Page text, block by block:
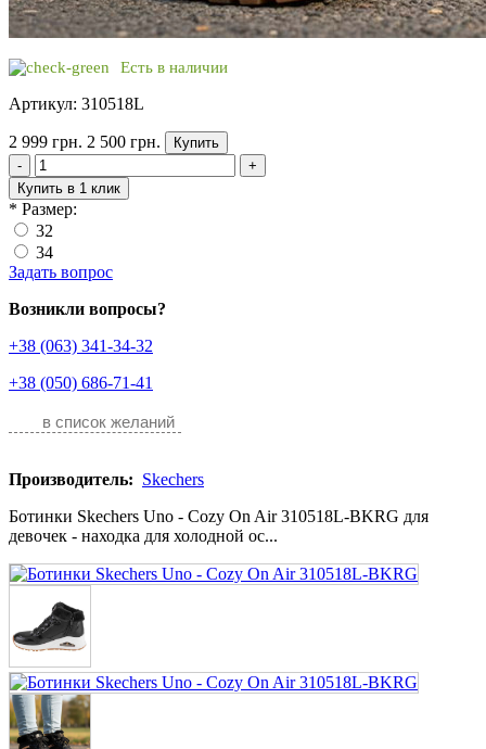
Есть в наличии
Артикул: 310518L
2 999 грн. 2 500 грн.
Купить
-
+
Купить в 1 клик
* Размер:
32
34
Задать вопрос
Возникли вопросы?
+38 (063) 341-34-32
+38 (050) 686-71-41
в список желаний
Производитель: Skechers
Ботинки Skechers Uno - Cozy On Air 310518L-BKRG для
девочек - находка для холодной ос...